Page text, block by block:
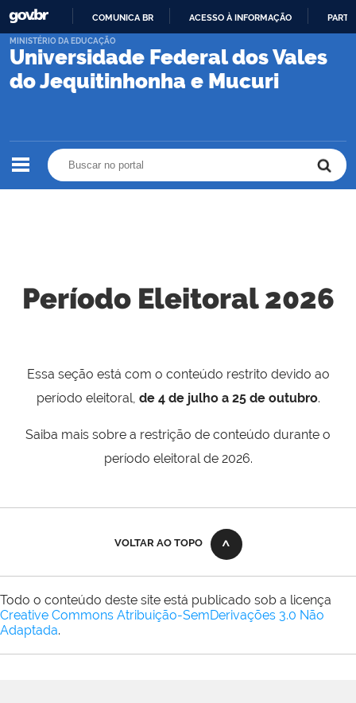
PARA
CONTEÚDO
COMUNICA BR ACESSO À INFORMAÇÃO
Universidade Federal dos Vales
do Jequitinhonha e Mucuri
MINISTÉRIO DA EDUCAÇÃO
Período Eleitoral 2026
Essa seção está com o conteúdo restrito devido ao
período eleitoral, de 4 de julho a 25 de outubro.
Saiba mais sobre a restrição de conteúdo durante o
período eleitoral de 2026.
VOLTAR AO TOPO
Todo o conteúdo deste site está publicado sob a licença
Creative Commons Atribuição-SemDerivações 3.0 Não
Adaptada.